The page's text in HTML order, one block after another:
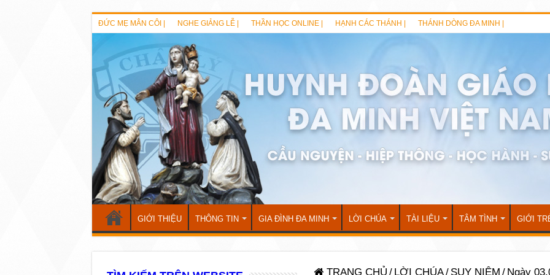
ĐỨC MẸ MÂN CÔI | NGHE GIẢNG LỄ | THẦN HỌC ONLINE | HẠNH CÁC THÁNH | THÁNH DÒNG ĐA MINH |
GIỚI THIỆU THÔNG TIN GIA ĐÌNH ĐA MINH LỜI CHÚA TÀI LIỆU TÂM TÌNH GIỚI
TRANG CHỦ / LỜI CHÚA/ SUY NIỆM / Ngày